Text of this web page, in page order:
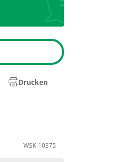
Drucken
WSK-10375